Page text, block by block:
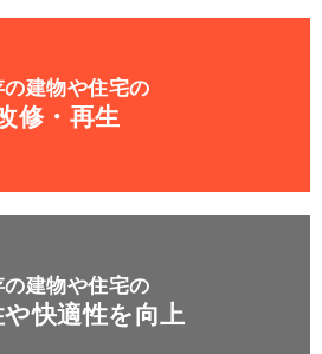
の建物や住宅の
修・再生
の建物や住宅の
快適性を向上